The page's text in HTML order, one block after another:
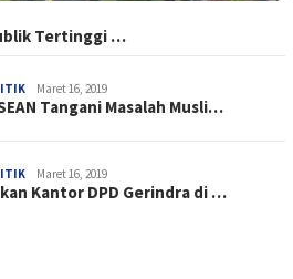
Tertinggi …
Maret 16, 2019
Tangani Masalah Musli…
Maret 16, 2019
Kantor DPD Gerindra di …